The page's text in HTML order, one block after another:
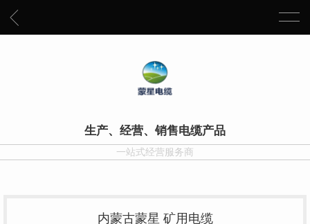
生产、经营、销售电缆产品
一站式经营服务商
内蒙古蒙星 矿用电缆